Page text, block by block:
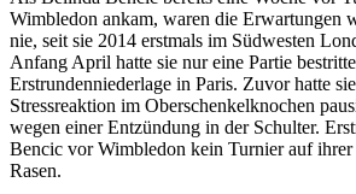
Wimbledon ankam, waren die Erwartungen
nie, seit sie 2014 erstmals im Südwesten
Anfang April hatte sie nur eine Partie
Erstrundenniederlage in Paris. Zuvor hatte
Stressreaktion im Oberschenkelknochen
wegen einer Entzündung in der Schulter.
Bencic vor Wimbledon kein Turnier auf
Rasen.